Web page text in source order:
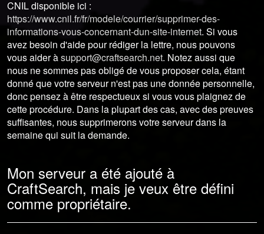
CNIL disponible ici :
https://www.cnil.fr/fr/modele/courrier/supprimer-des-
informations-vous-concernant-dun-site-internet. Si vous
avez besoin d'aide pour rédiger la lettre, nous pouvons
vous aider àsupport@craftsearch.net. Notez aussi que
nous ne sommes pas obligé de vous proposer cela, étant
donné que votre serveur n'est pas une donnée personnelle,
donc pensez à être respectueux si vous vous plaignez de
cette procédure. Dans la plupart des cas, avec des preuves
suffisantes, nous supprimerons votre serveur dans la
semaine qui suit la demande.
Mon serveur a été ajouté à
CraftSearch, mais je veux être défini
comme propriétaire.